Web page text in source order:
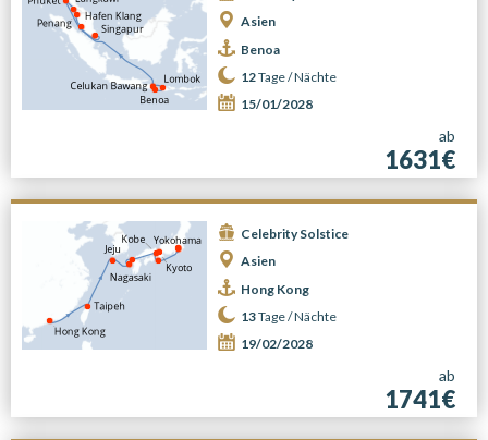
Asien
Benoa
12Tage /Nächte
15/01/2028
ab
1631€
Celebrity Solstice
Asien
Hong Kong
13Tage /Nächte
19/02/2028
ab
1741€